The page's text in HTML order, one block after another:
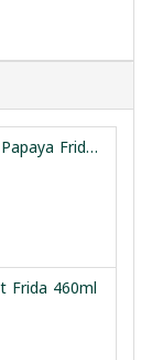
Luchtverfrisser Mango Papaya Frida 460ml
Frida 460ml